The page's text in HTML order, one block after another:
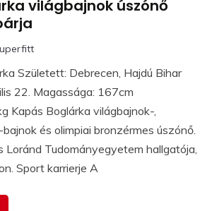
világbajnok úszónő
Született: Debrecen, Hajdú Bihar
22. Magassága: 167cm
Kapás Boglárka világbajnok-,
és olimpiai bronzérmes úszónő.
Loránd Tudományegyetem hallgatója,
Sport karrierje A